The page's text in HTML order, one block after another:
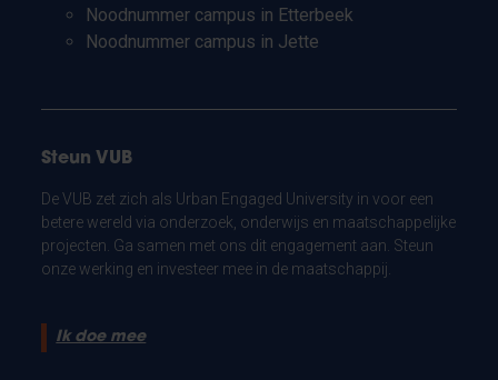
Noodnummer campus in Etterbeek
Noodnummer campus in Jette
Steun VUB
De VUB zet zich als Urban Engaged University in voor een
betere wereld via onderzoek, onderwijs en maatschappelijke
projecten. Ga samen met ons dit engagement aan. Steun
onze werking en investeer mee in de maatschappij.
Ik doe mee